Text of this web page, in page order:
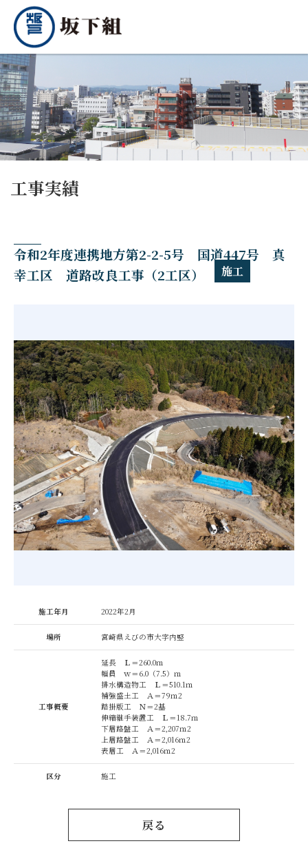
工事実績
令和2年度連携地方第2-2-5号 国道447号 真
幸工区 道路改良工事（2工区）
施工
施工年月 2022年2月
場所 宮崎県えびの市大字内竪
工事概要
延長 Ｌ＝260.0ｍ
幅員 ｗ＝6.0（7.5）ｍ
排水構造物工 Ｌ＝510.1ｍ
補強盛土工 Ａ＝79ｍ2
踏掛版工 Ｎ＝2基
伸縮継手装置工 Ｌ＝18.7ｍ
下層路盤工 Ａ＝2,207ｍ2
上層路盤工 Ａ＝2,016ｍ2
表層工 Ａ＝2,016ｍ2
区分 施工
戻る